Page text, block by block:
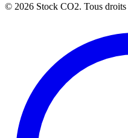
© 2026 Stock CO2. Tous droits